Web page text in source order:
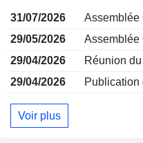
31/07/2026
Assemblée
29/05/2026
Assemblée
29/04/2026
Réunion
29/04/2026
Publication
Voir plus